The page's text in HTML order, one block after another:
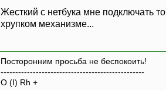
Жесткий с нетбука мне подключать
хрупком механизме...
Посторонним просьба не беспокоить!
-------------------------------------------------
O (I) Rh +